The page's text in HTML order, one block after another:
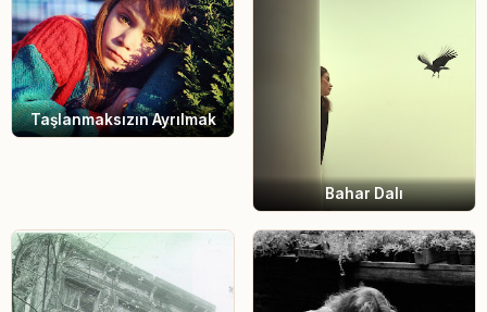
Taşlanmaksızın Ayrılmak
Bahar Dalı